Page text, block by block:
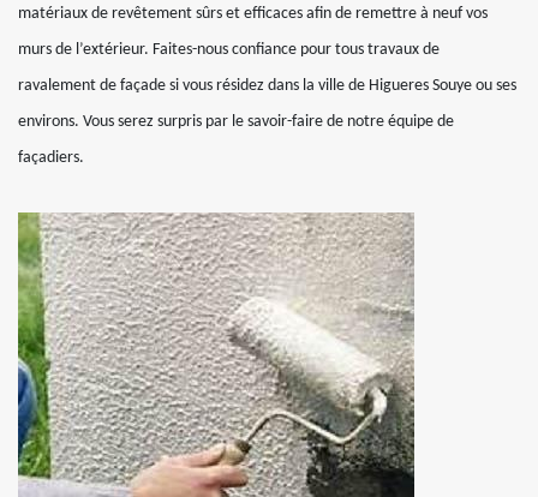
matériaux de revêtement sûrs et efficaces afin de remettre à neuf vos
murs de l’extérieur. Faites-nous confiance pour tous travaux de
ravalement de façade si vous résidez dans la ville de Higueres Souye ou ses
environs. Vous serez surpris par le savoir-faire de notre équipe de
façadiers.